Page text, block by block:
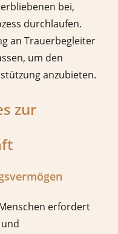
bei,
durchlaufen.
an Trauerbegleiter
um den
anzubieten.
zur
erfordert